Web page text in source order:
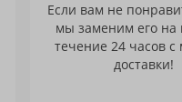
Если вам не
мы заменим его на
течение 24 часов с
доставки!